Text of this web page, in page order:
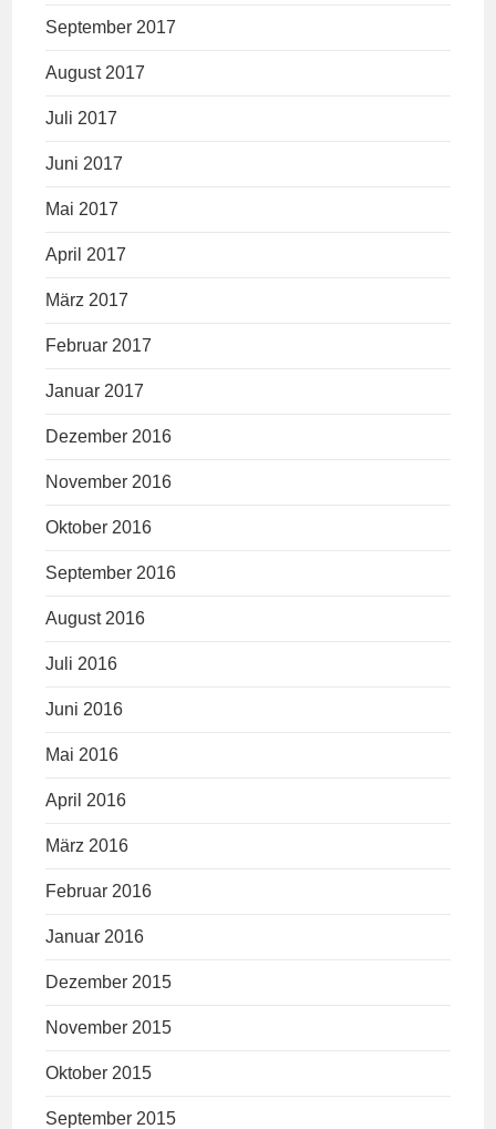
September 2017
August 2017
Juli 2017
Juni 2017
Mai 2017
April 2017
März 2017
Februar 2017
Januar 2017
Dezember 2016
November 2016
Oktober 2016
September 2016
August 2016
Juli 2016
Juni 2016
Mai 2016
April 2016
März 2016
Februar 2016
Januar 2016
Dezember 2015
November 2015
Oktober 2015
September 2015